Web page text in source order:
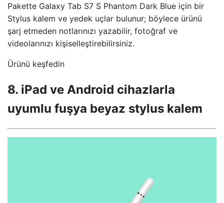
Pakette Galaxy Tab S7 S Phantom Dark Blue için bir
Stylus kalem ve yedek uçlar bulunur; böylece ürünü
şarj etmeden notlarınızı yazabilir, fotoğraf ve
videolarınızı kişiselleştirebilirsiniz.
Ürünü keşfedin
8. iPad ve Android cihazlarla
uyumlu fuşya beyaz stylus kalem